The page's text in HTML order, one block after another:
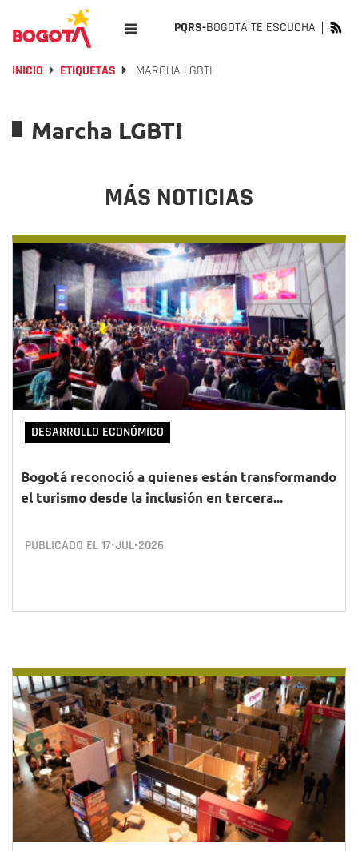
PQRS-BOGOTÁ TE ESCUCHA
INICIO ETIQUETAS MARCHA LGBTI
Marcha LGBTI
MÁS NOTICIAS
DESARROLLO ECONÓMICO
Bogotá reconoció a quienes están transformando
el turismo desde la inclusión en tercera...
PUBLICADO EL17•JUL•2026